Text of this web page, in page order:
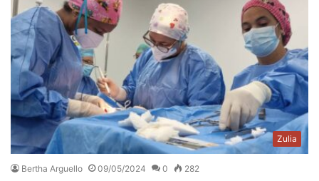
Zulia
Bertha Arguello 09/05/2024 0 282